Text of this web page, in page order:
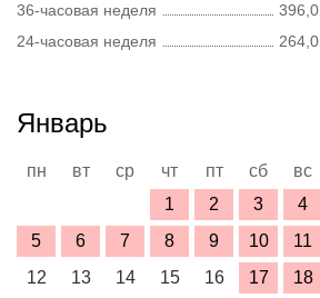
36-часовая неделя
396,0
24-часовая неделя
264,0
Январь
пн вт ср чт пт сб
вс
1
2 3
4
5
6 7 8 9 10
11
12
13 14 15 16 17
18